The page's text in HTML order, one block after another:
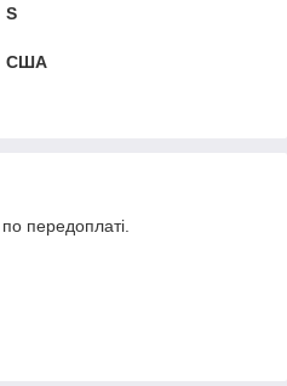
S
США
передоплаті.